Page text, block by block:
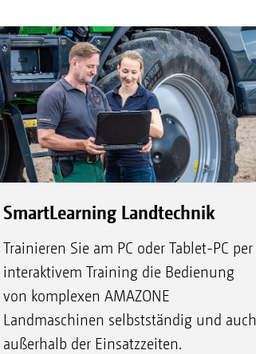
SmartLearning Landtechnik
Trainieren Sie am PC oder Tablet-PC per
interaktivem Training die Bedienung
von komplexen AMAZONE
Landmaschinen selbstständig und auch
außerhalb der Einsatzzeiten.